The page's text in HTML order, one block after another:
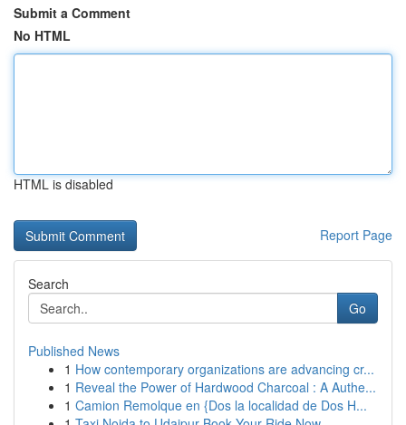
Submit a Comment
No HTML
HTML is disabled
Report Page
Search
Go
Published News
1 How contemporary organizations are advancing cr...
1 Reveal the Power of Hardwood Charcoal : A Authe...
1 Camion Remolque en {Dos la localidad de Dos H...